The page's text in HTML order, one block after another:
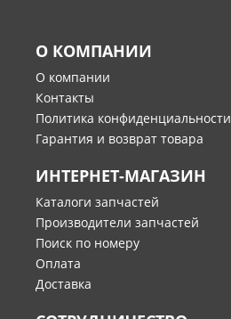
О КОМПАНИИ
О компании
Контакты
Политика конфиденциальности
Гарантия и возврат товара
ИНТЕРНЕТ-МАГАЗИН
Каталоги запчастей
Производители запчастей
Поиск по номеру
Оплата
Доставка